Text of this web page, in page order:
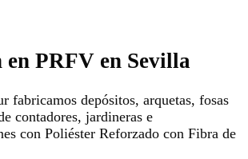
PRFV en Sevilla
fabricamos depósitos, arquetas, fosas
contadores, jardineras e
con Poliéster Reforzado con Fibra de